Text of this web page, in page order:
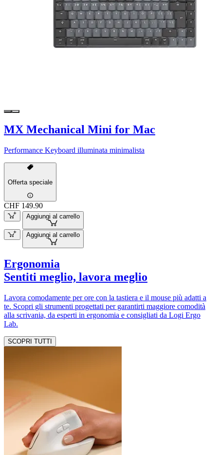
MX Mechanical Mini for Mac
Performance Keyboard illuminata minimalista
Offerta speciale
CHF 149.90
Aggiungi al carrello
Aggiungi al carrello
Ergonomia
Sentiti meglio, lavora meglio
Lavora comodamente per ore con la tastiera e il mouse più adatti a
te. Scopri gli strumenti progettati per garantirti maggiore comodità
alla scrivania, da esperti in ergonomia e consigliati da Logi Ergo
Lab.
SCOPRI TUTTI